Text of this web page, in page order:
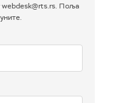
webdesk@rts.rs. Поља